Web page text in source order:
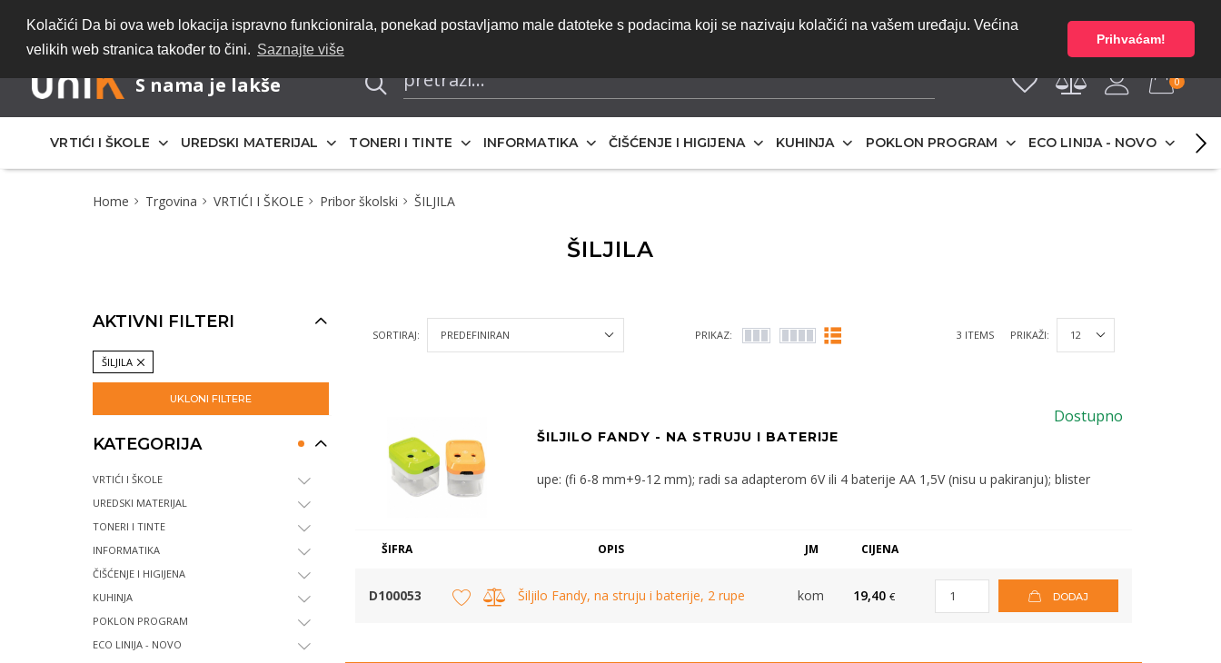
Kolačići Da bi ova web lokacija ispravno funkcionirala, ponekad postavljamo male datoteke s podacima koji se nazivaju kolačići na vašem uređaju. Većina
velikih web stranica također to čini. Saznajte više
Prihvaćam!
Bez registracije do ponude | Besplatna dostava za narudžbe iznad 70 eura bez PDV-a | Cijene
iskazane bez PDV-a
O NAMA
S nama je lakše 0
VRTIĆI I ŠKOLE UREDSKI MATERIJAL TONERI I TINTE INFORMATIKA ČIŠĆENJE I HIGIJENA KUHINJA POKLON PROGRAM ECO LINIJA - NOVO
Home Trgovina VRTIĆI I ŠKOLE Pribor školski ŠILJILA
ŠILJILA
AKTIVNI FILTERI
ŠILJILA
UKLONI FILTERE
KATEGORIJA
VRTIĆI I ŠKOLE
UREDSKI MATERIJAL
TONERI I TINTE
INFORMATIKA
ČIŠĆENJE I HIGIJENA
KUHINJA
POKLON PROGRAM
ECO LINIJA - NOVO
SORTIRAJ: PRIKAZ: 3 ITEMS PRIKAŽI:
Dostupno
ŠILJILO FANDY - NA STRUJU I BATERIJE
upe: (fi 6-8 mm+9-12 mm); radi sa adapterom 6V ili 4 baterije AA 1,5V (nisu u pakiranju); blister
ŠIFRA OPIS JM CIJENA
D100053 Šiljilo Fandy, na struju i baterije, 2 rupe kom 19,40 € DODAJ